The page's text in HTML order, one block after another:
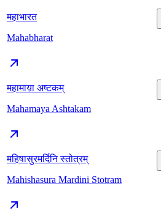
महाभारत
Mahabharat
महामाय़ा अष्टकम्
Mahamaya Ashtakam
महिषासुरमर्दिनि स्तोत्रम्
Mahishasura Mardini Stotram